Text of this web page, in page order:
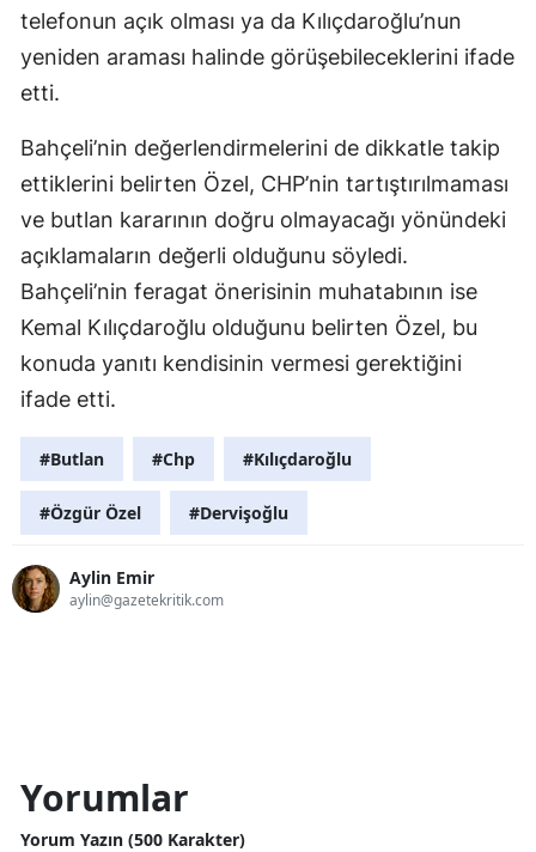
telefonun açık olması ya da Kılıçdaroğlu’nun
yeniden araması halinde görüşebileceklerini ifade
etti.
Bahçeli’nin değerlendirmelerini de dikkatle takip
ettiklerini belirten Özel, CHP’nin tartıştırılmaması
ve butlan kararının doğru olmayacağı yönündeki
açıklamaların değerli olduğunu söyledi.
Bahçeli’nin feragat önerisinin muhatabının ise
Kemal Kılıçdaroğlu olduğunu belirten Özel, bu
konuda yanıtı kendisinin vermesi gerektiğini
ifade etti.
#Butlan #Chp #Kılıçdaroğlu
#Özgür Özel #Dervişoğlu
Aylin Emir
aylin@gazetekritik.com
Yorumlar
Yorum Yazın (500 Karakter)